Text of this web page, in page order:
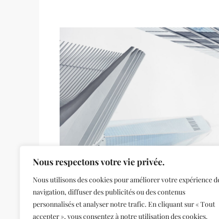
Nous respectons votre vie privée.
Nous utilisons des cookies pour améliorer votre expérience
navigation, diffuser des publicités ou des contenus
personnalisés et analyser notre trafic. En cliquant sur « Tout
accepter », vous consentez à notre utilisation des cookies.